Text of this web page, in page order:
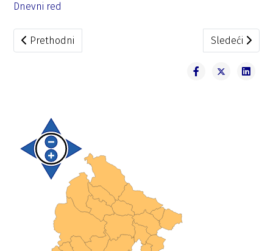
Dnevni red
Prethodni članak: Saziv za 104. sjednicu
Prethodni Sledeći
Sledeći